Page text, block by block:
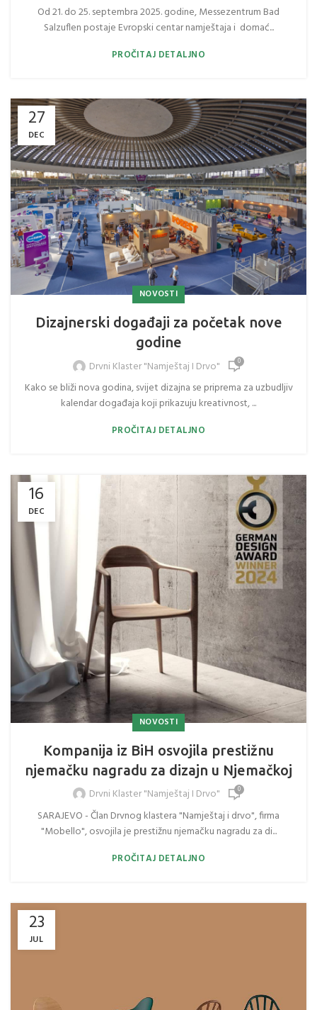
Od 21. do 25. septembra 2025. godine, Messezentrum Bad
Salzuflen postaje Evropski centar namještaja i domać...
PROČITAJ DETALJNO
27
DEC
NOVOSTI
Dizajnerski događaji za početak nove
godine
Drvni Klaster "Namještaj I Drvo"
0
Kako se bliži nova godina, svijet dizajna se priprema za uzbudljiv
kalendar događaja koji prikazuju kreativnost, ...
PROČITAJ DETALJNO
16
DEC
NOVOSTI
Kompanija iz BiH osvojila prestižnu
njemačku nagradu za dizajn u Njemačkoj
Drvni Klaster "Namještaj I Drvo"
0
SARAJEVO - Član Drvnog klastera "Namještaj i drvo", firma
"Mobello", osvojila je prestižnu njemačku nagradu za di...
PROČITAJ DETALJNO
23
JUL